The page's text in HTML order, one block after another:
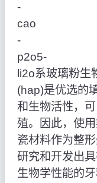
‑
cao
‑
p2o5‑
li2o系玻璃粉生
(hap)是优选的
和生物活性，
殖。因此，使
瓷材料作为整
研究和开发出
生物学性能的